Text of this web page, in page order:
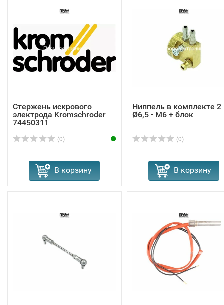
Стержень искрового
электрода Kromschroder
74450311
(0)
В корзину
Ниппель в комплекте 2
Ø6,5 - M6 + блок
(0)
В корзину